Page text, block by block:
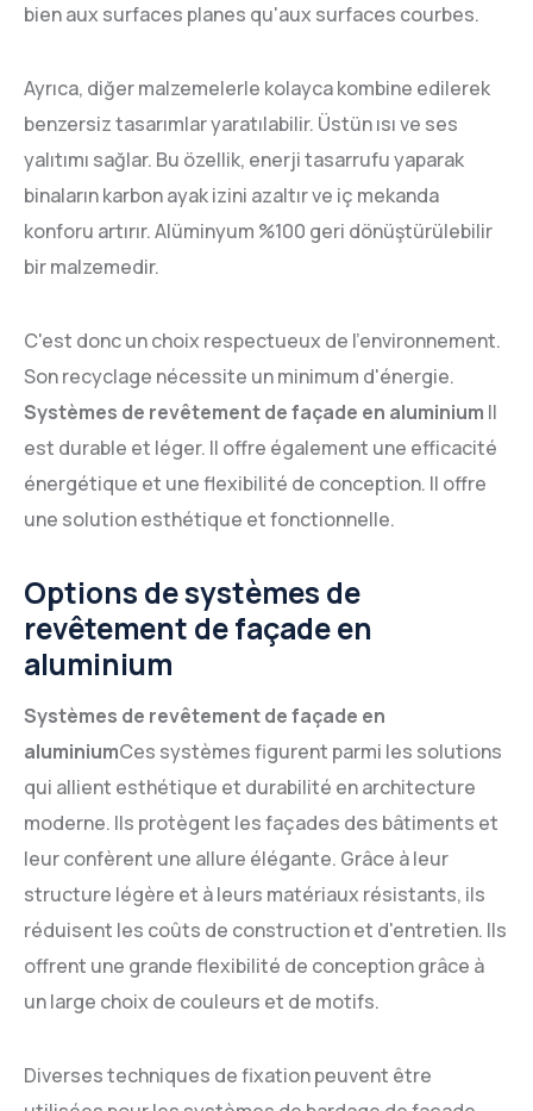
bien aux surfaces planes qu'aux surfaces courbes.
Ayrıca, diğer malzemelerle kolayca kombine edilerek
benzersiz tasarımlar yaratılabilir. Üstün ısı ve ses
yalıtımı sağlar. Bu özellik, enerji tasarrufu yaparak
binaların karbon ayak izini azaltır ve iç mekanda
konforu artırır. Alüminyum %100 geri dönüştürülebilir
bir malzemedir.
C'est donc un choix respectueux de l'environnement.
Son recyclage nécessite un minimum d'énergie.
Systèmes de revêtement de façade en aluminium Il
est durable et léger. Il offre également une efficacité
énergétique et une flexibilité de conception. Il offre
une solution esthétique et fonctionnelle.
Options de systèmes de
revêtement de façade en
aluminium
Systèmes de revêtement de façade en
aluminiumCes systèmes figurent parmi les solutions
qui allient esthétique et durabilité en architecture
moderne. Ils protègent les façades des bâtiments et
leur confèrent une allure élégante. Grâce à leur
structure légère et à leurs matériaux résistants, ils
réduisent les coûts de construction et d'entretien. Ils
offrent une grande flexibilité de conception grâce à
un large choix de couleurs et de motifs.
Diverses techniques de fixation peuvent être